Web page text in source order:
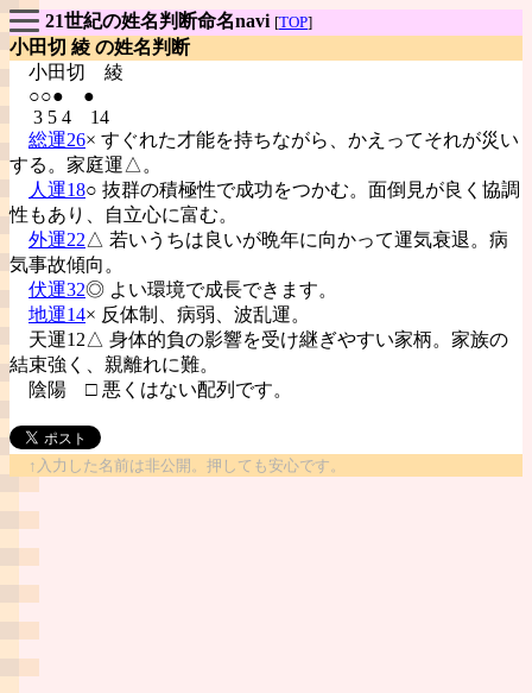
21世紀の姓名判断命名navi [TOP]
小田切 綾 の姓名判断
小田切 綾
○○● ●
3 5 4 14
総運26× すぐれた才能を持ちながら、かえってそれが災い
する。家庭運△。
人運18○ 抜群の積極性で成功をつかむ。面倒見が良く協調
性もあり、自立心に富む。
外運22△ 若いうちは良いが晩年に向かって運気衰退。病
気事故傾向。
伏運32◎ よい環境で成長できます。
地運14× 反体制、病弱、波乱運。
天運12△ 身体的負の影響を受け継ぎやすい家柄。家族の
結束強く、親離れに難。
陰陽 □ 悪くはない配列です。
↑入力した名前は非公開。押しても安心です。